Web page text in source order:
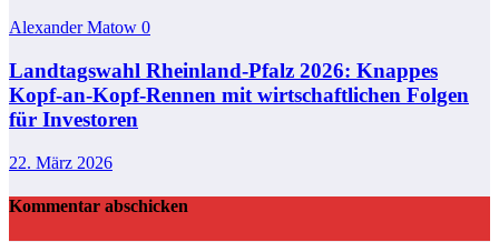
Alexander Matow 0
Landtagswahl Rheinland-Pfalz 2026: Knappes
Kopf-an-Kopf-Rennen mit wirtschaftlichen Folgen
für Investoren
22. März 2026
Kommentar abschicken